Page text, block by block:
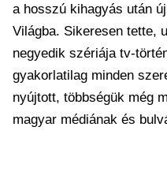
a hosszú kihagyás után
Világba. Sikeresen tette,
negyedik szériája tv-
gyakorlatilag minden
nyújtott, többségük még
magyar médiának és